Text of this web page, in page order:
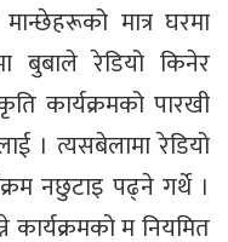
मात्र घरमा
बुबाले रेडियो किनेर
कार्यक्रमको पारखी
। त्यसबेलामा रेडियो
नछुटाइ पढ्ने गर्थे ।
कार्यक्रमको म नियमित